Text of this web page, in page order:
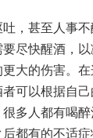
，甚至人事
尽快醒酒，
大的伤害。
可以根据自
多人都有喝醉
都有的不适